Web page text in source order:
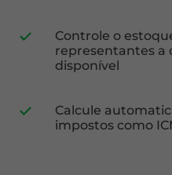
Controle o
representantes a
disponível
Calcule
impostos como